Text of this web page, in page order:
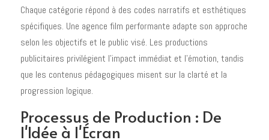
Chaque catégorie répond à des codes narratifs et esthétiques
spécifiques. Une agence film performante adapte son approche
selon les objectifs et le public visé. Les productions
publicitaires privilégient l'impact immédiat et l'émotion, tandis
que les contenus pédagogiques misent sur la clarté et la
progression logique.
Processus de Production : De
l'Idée à l'Écran